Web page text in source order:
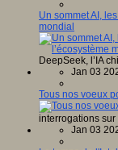
Un sommet AI,
mondial
DeepSeek, l’IA
Jan 03
Tous nos voeux
interrogations
Jan 03